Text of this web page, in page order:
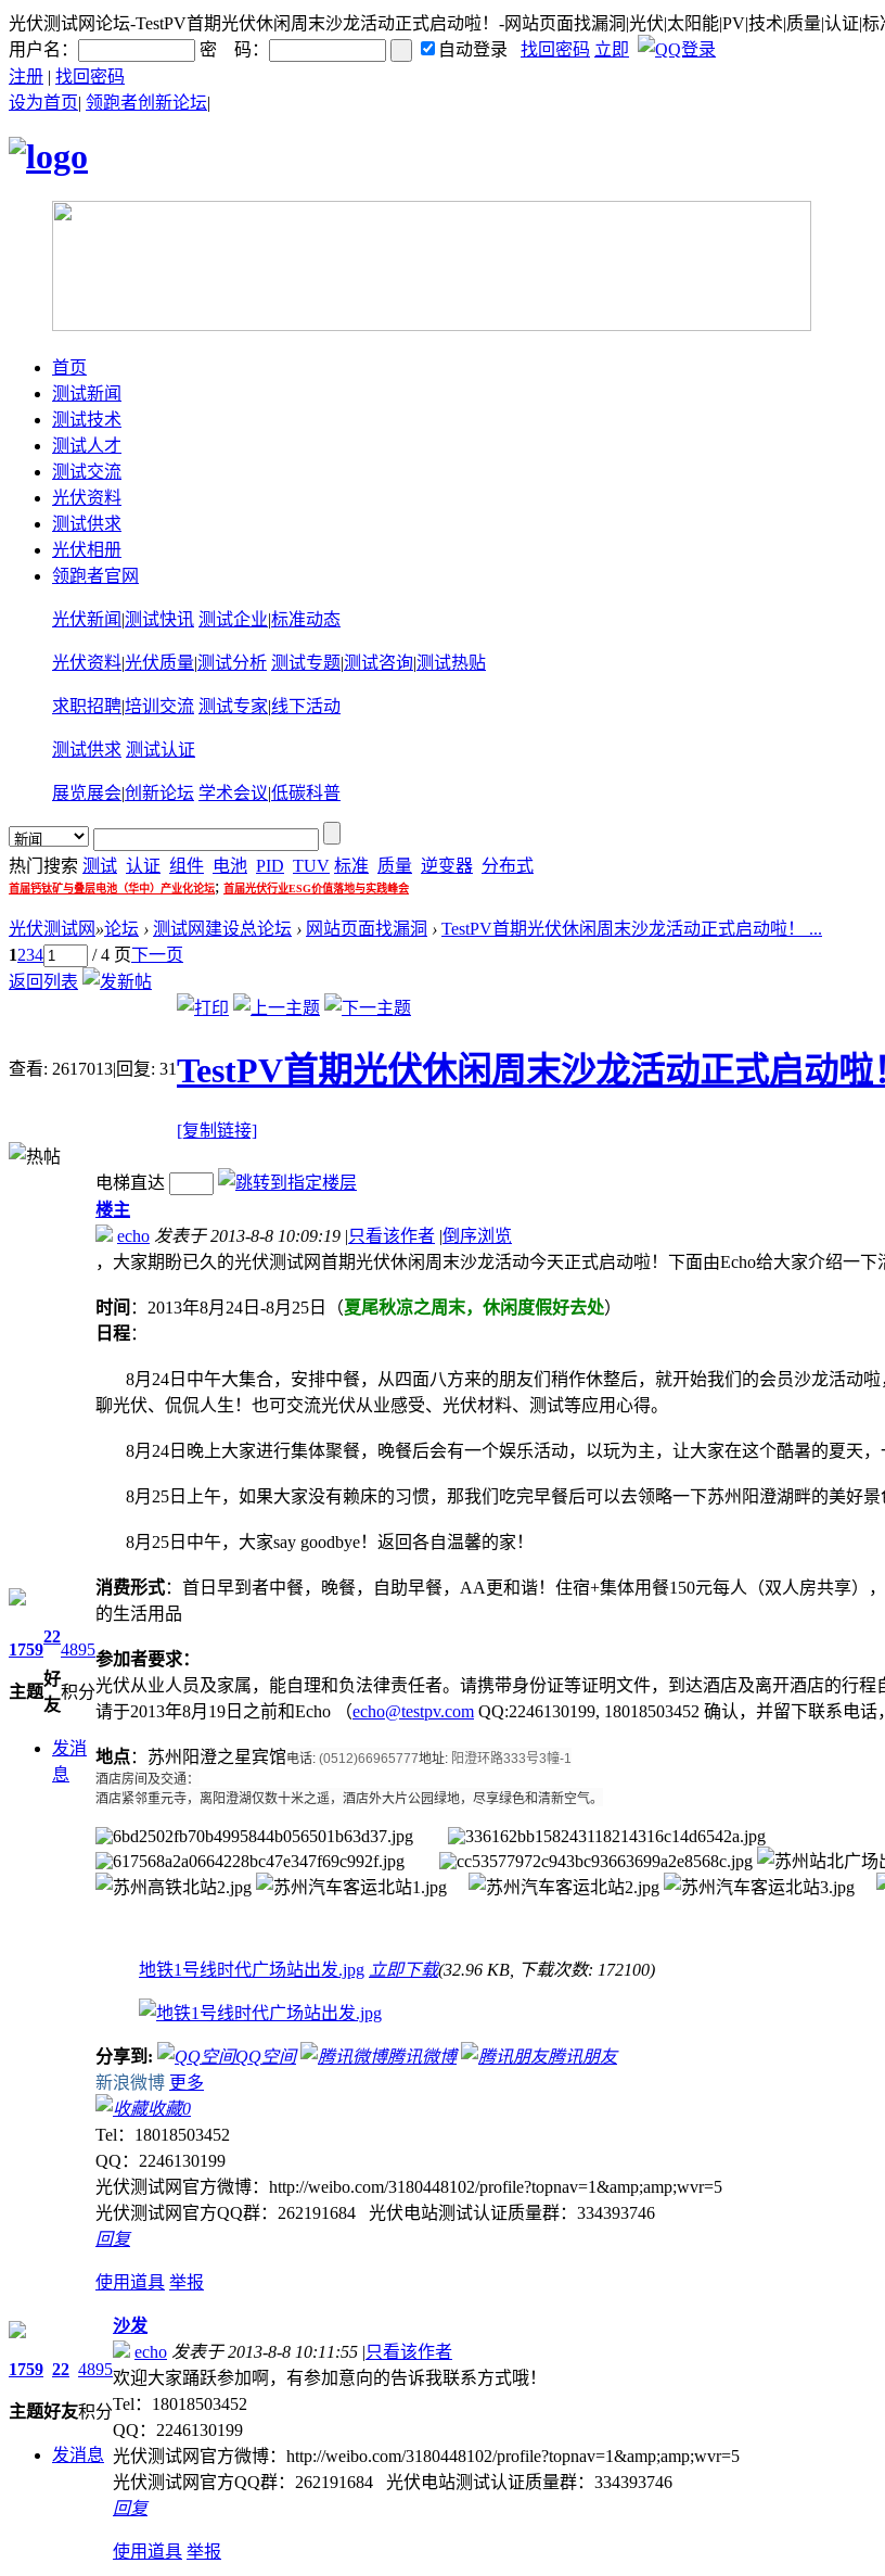
光伏测试网论坛-TestPV首期光伏休闲周末沙龙活动正式启动啦！-网站页面找漏洞|光伏|太阳能|PV|技术|质量|认证|标
用户名：
密 码： 自动登录 找回密码 立即
注册 | 找回密码
设为首页| 领跑者创新论坛|
首页
测试新闻
测试技术
测试人才
测试交流
光伏资料
测试供求
光伏相册
领跑者官网
光伏新闻 |测试快讯 测试企业|标准动态
光伏资料|光伏质量|测试分析 测试专题|测试咨询|测试热贴
求职招聘|培训交流 测试专家|线下活动
测试供求 测试认证
展览展会|创新论坛 学术会议|低碳科普
热门搜索 测试 认证 组件 电池 PID TUV 标准 质量 逆变器 分布式
首届钙钛矿与叠层电池（华中）产业化论坛; 首届光伏行业ESG价值落地与实践峰会
光伏测试网 »论坛 › 测试网建设总论坛 › 网站页面找漏洞 › TestPV首期光伏休闲周末沙龙活动正式启动啦！ ...
1234 / 4 页下一页
返回列表
查看: 2617013|回复: 31TestPV首期光伏休闲周末沙龙活动正式启动啦
[复制链接]
1759
主题
22
好
友
4895
积分
发消
息
电梯直达
楼主
echo 发表于 2013-8-8 10:09:19 |只看该作者 |倒序浏览
，大家期盼已久的光伏测试网首期光伏休闲周末沙龙活动今天正式启动啦！下面由Echo给大家介绍一下
时间 ：2013年8月24日-8月25日（夏尾秋凉之周末，休闲度假好去处）
日程：
8月24日中午大集合，安排中餐，从四面八方来的朋友们稍作休整后，就开始我们的会员沙龙活动
聊光伏、侃侃人生！也可交流光伏从业感受、光伏材料、测试等应用心得。
8月24日晚上大家进行集体聚餐，晚餐后会有一个娱乐活动，以玩为主，让大家在这个酷暑的夏天，
8月25日上午，如果大家没有赖床的习惯，那我们吃完早餐后可以去领略一下苏州阳澄湖畔的美好景
8月25日中午，大家say goodbye！返回各自温馨的家！
消费形式：首日早到者中餐，晚餐，自助早餐，AA更和谐！住宿+集体用餐150元每人（双人房共享）
的生活用品
参加者要求：
光伏从业人员及家属，能自理和负法律责任者。请携带身份证等证明文件，到达酒店及离开酒店的行程
请于2013年8月19日之前和Echo （echo@testpv.com QQ:2246130199, 18018503452 确认，并留下联系电
地点：苏州阳澄之星宾馆电话: (0512)66965777地址: 阳澄环路333号3幢-1
酒店房间及交通：
酒店紧邻重元寺，离阳澄湖仅数十米之遥，酒店外大片公园绿地，尽享绿色和清新空气。
地铁1号线时代广场站出发.jpg 立即下载(32.96 KB, 下载次数: 172100)
分享到: QQ空间 腾讯微博
腾讯朋友
新浪微博 更多
收藏0
Tel：18018503452
QQ：2246130199
光伏测试网官方微博：http://weibo.com/3180448102/profile?topnav=1&amp;amp;wvr=5
光伏测试网官方QQ群：262191684 光伏电站测试认证质量群：334393746
回复
使用道具 举报
1759
主题
22
好友
4895
积分
发消息
沙发
echo 发表于 2013-8-8 10:11:55 |只看该作者
欢迎大家踊跃参加啊，有参加意向的告诉我联系方式哦！
Tel：18018503452
QQ：2246130199
光伏测试网官方微博：http://weibo.com/3180448102/profile?topnav=1&amp;amp;wvr=5
光伏测试网官方QQ群：262191684 光伏电站测试认证质量群：334393746
回复
使用道具 举报